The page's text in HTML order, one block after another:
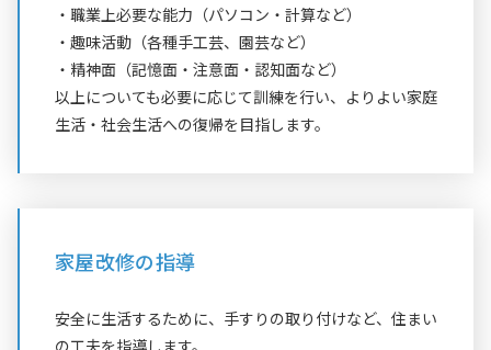
・職業上必要な能力（パソコン・計算など）
・趣味活動（各種手工芸、園芸など）
・精神面（記憶面・注意面・認知面など）
以上についても必要に応じて訓練を行い、よりよい家庭
生活・社会生活への復帰を目指します。
家屋改修の指導
安全に生活するために、手すりの取り付けなど、住まい